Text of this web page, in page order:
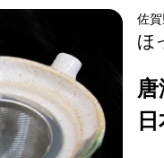
佐
ほ